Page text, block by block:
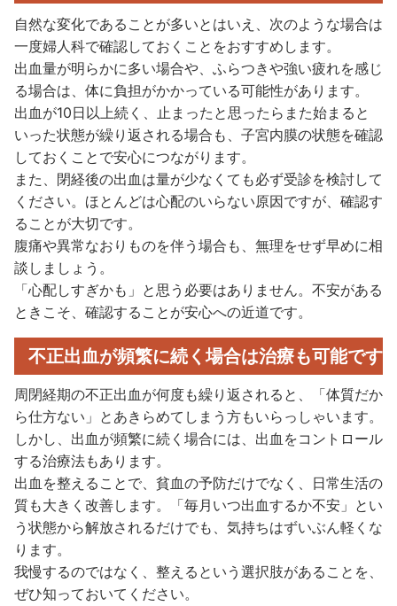
自然な変化であることが多いとはいえ、次のような場合は
一度婦人科で確認しておくことをおすすめします。
出血量が明らかに多い場合や、ふらつきや強い疲れを感じ
る場合は、体に負担がかかっている可能性があります。
出血が10日以上続く、止まったと思ったらまた始まると
いった状態が繰り返される場合も、子宮内膜の状態を確認
しておくことで安心につながります。
また、閉経後の出血は量が少なくても必ず受診を検討して
ください。ほとんどは心配のいらない原因ですが、確認す
ることが大切です。
腹痛や異常なおりものを伴う場合も、無理をせず早めに相
談しましょう。
「心配しすぎかも」と思う必要はありません。不安がある
ときこそ、確認することが安心への近道です。
不正出血が頻繁に続く場合は治療も可能です
周閉経期の不正出血が何度も繰り返されると、「体質だか
ら仕方ない」とあきらめてしまう方もいらっしゃいます。
しかし、出血が頻繁に続く場合には、出血をコントロール
する治療法もあります。
出血を整えることで、貧血の予防だけでなく、日常生活の
質も大きく改善します。「毎月いつ出血するか不安」とい
う状態から解放されるだけでも、気持ちはずいぶん軽くな
ります。
我慢するのではなく、整えるという選択肢があることを、
ぜひ知っておいてください。